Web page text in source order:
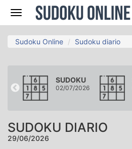
Navegación
Sudoku Online Sudoku diario
SUDOKU
02/07/2026
SUDOKU DIARIO
29/06/2026